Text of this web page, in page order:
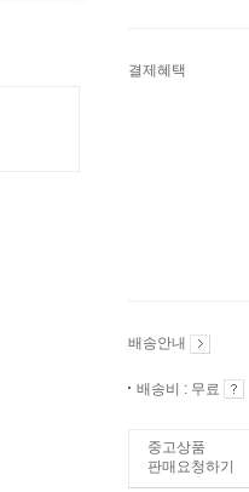
결제혜택
배송안내
배송비 : 무료
중고상품
판매요청하기